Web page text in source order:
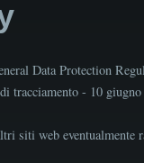
Data Protection
tracciamento - 10
siti web